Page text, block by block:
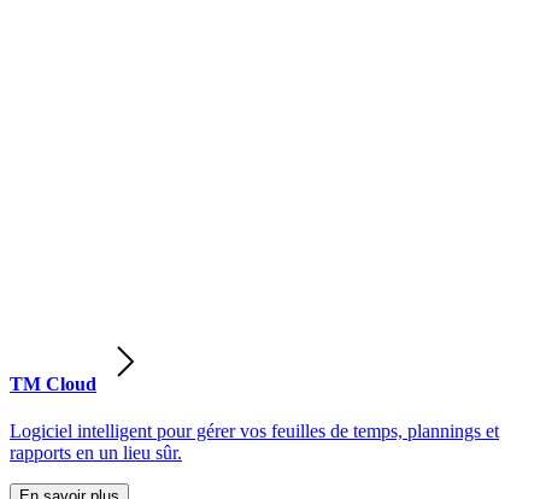
TM Cloud
Logiciel intelligent pour gérer vos feuilles de temps, plannings et
rapports en un lieu sûr.